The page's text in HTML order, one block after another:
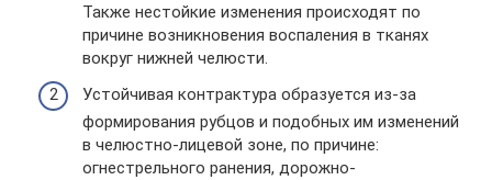
Также нестойкие изменения происходят по
причине возникновения воспаления в тканях
вокруг нижней челюсти.
Устойчивая контрактура образуется из-за
формирования рубцов и подобных им изменений
в челюстно-лицевой зоне, по причине:
огнестрельного ранения, дорожно-